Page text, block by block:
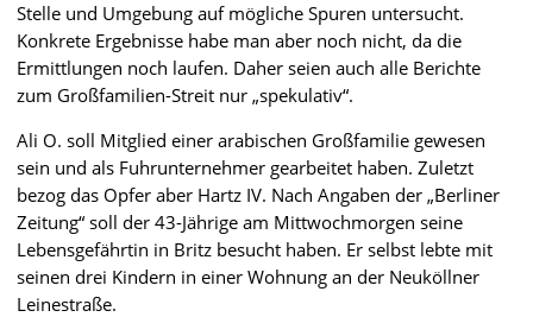
Stelle und Umgebung auf mögliche Spuren untersucht.
Konkrete Ergebnisse habe man aber noch nicht, da die
Ermittlungen noch laufen. Daher seien auch alle Berichte
zum Großfamilien-Streit nur „spekulativ“.
Ali O. soll Mitglied einer arabischen Großfamilie gewesen
sein und als Fuhrunternehmer gearbeitet haben. Zuletzt
bezog das Opfer aber Hartz IV. Nach Angaben der „Berliner
Zeitung“ soll der 43-Jährige am Mittwochmorgen seine
Lebensgefährtin in Britz besucht haben. Er selbst lebte mit
seinen drei Kindern in einer Wohnung an der Neuköllner
Leinestraße.